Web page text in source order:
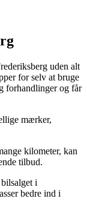
uden alt
for selv at bruge
forhandlinger og får
mærker,
kilometer, kan
tilbud.
i
bedre ind i